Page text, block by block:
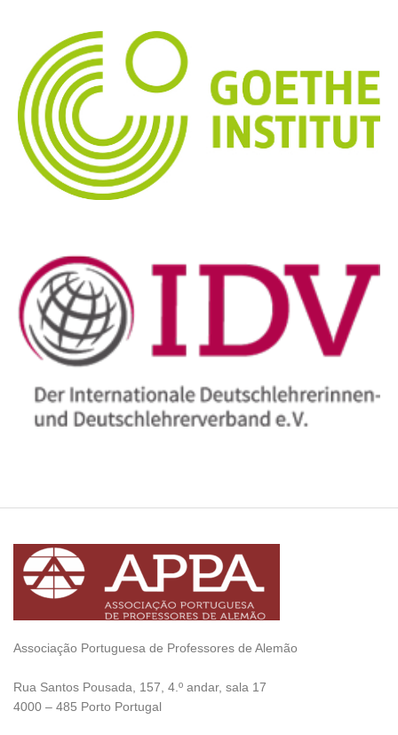
Associação Portuguesa de Professores de Alemão
Rua Santos Pousada, 157, 4.º andar, sala 17
4000 – 485 Porto Portugal